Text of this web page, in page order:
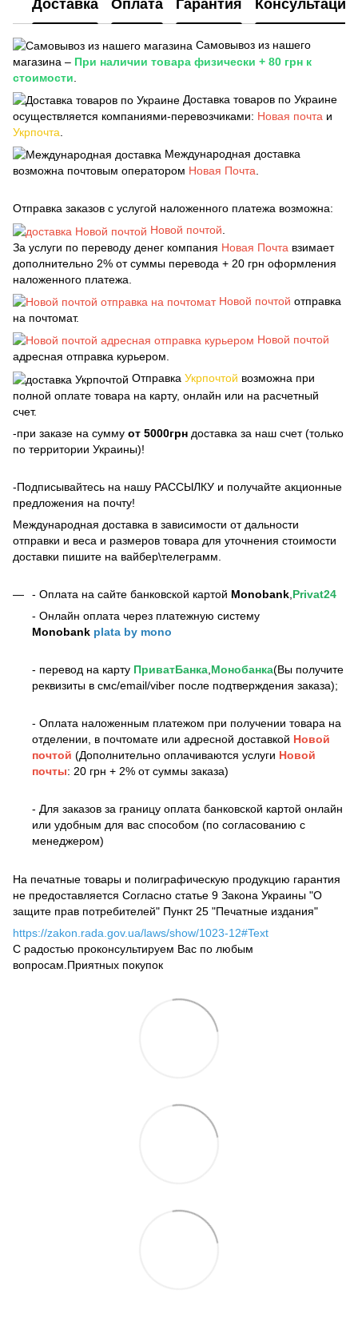
Доставка Оплата Гарантия Консультация
Самовывоз из нашего
магазина – При наличии товара физически + 80 грн к
стоимости
Доставка товаров по Украине
осуществляется компаниями-перевозчиками: Новая почта и
Укрпочта
Международная доставка
возможна почтовым оператором Новая Почта.
Отправка заказов с услугой наложенного платежа возможна:
Новой почтой.
За услуги по переводу денег компания Новая Почта взимает
дополнительно 2% от суммы перевода + 20 грн оформления
наложенного платежа.
Новой почтой отправка
на почтомат.
Новой почтой
адресная отправка курьером.
Отправка Укрпочтой возможна при
полной оплате товара на карту, онлайн или на расчетный
счет.
-при заказе на сумму от 5000грн доставка за наш счет (только
по территории Украины)!
-Подписывайтесь на нашу РАССЫЛКУ и получайте акционные
предложения на почту!
Международная доставка в зависимости от дальности
отправки и веса и размеров товара для уточнения стоимости
доставки пишите на вайбер\телеграмм.
- Оплата на сайте банковской картой Monobank Privat24
- Онлайн оплата через платежную систему
Monobank plata by mono
- перевод на карту ПриватБанка Монобанка(Вы получите
реквизиты в смс/email/viber после подтверждения заказа);
- Оплата наложенным платежом при получении товара на
отделении, в почтомате или адресной доставкой Новой
почтой (Дополнительно оплачиваются услуги Новой
почты: 20 грн + 2% от суммы заказа)
- Для заказов за границу оплата банковской картой онлайн
или удобным для вас способом (по согласованию с
менеджером)
На печатные товары и полиграфическую продукцию гарантия
не предоставляется Согласно статье 9 Закона Украины "О
защите прав потребителей" Пункт 25 "Печатные издания"
https://zakon.rada.gov.ua/laws/show/1023-12#Text
С радостью проконсультируем Вас по любым
вопросам.Приятных покупок